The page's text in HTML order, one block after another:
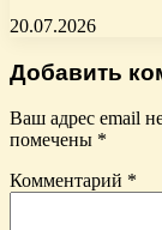
20.07.2026
Добавить
Ваш адрес email
помечены *
Комментарий *